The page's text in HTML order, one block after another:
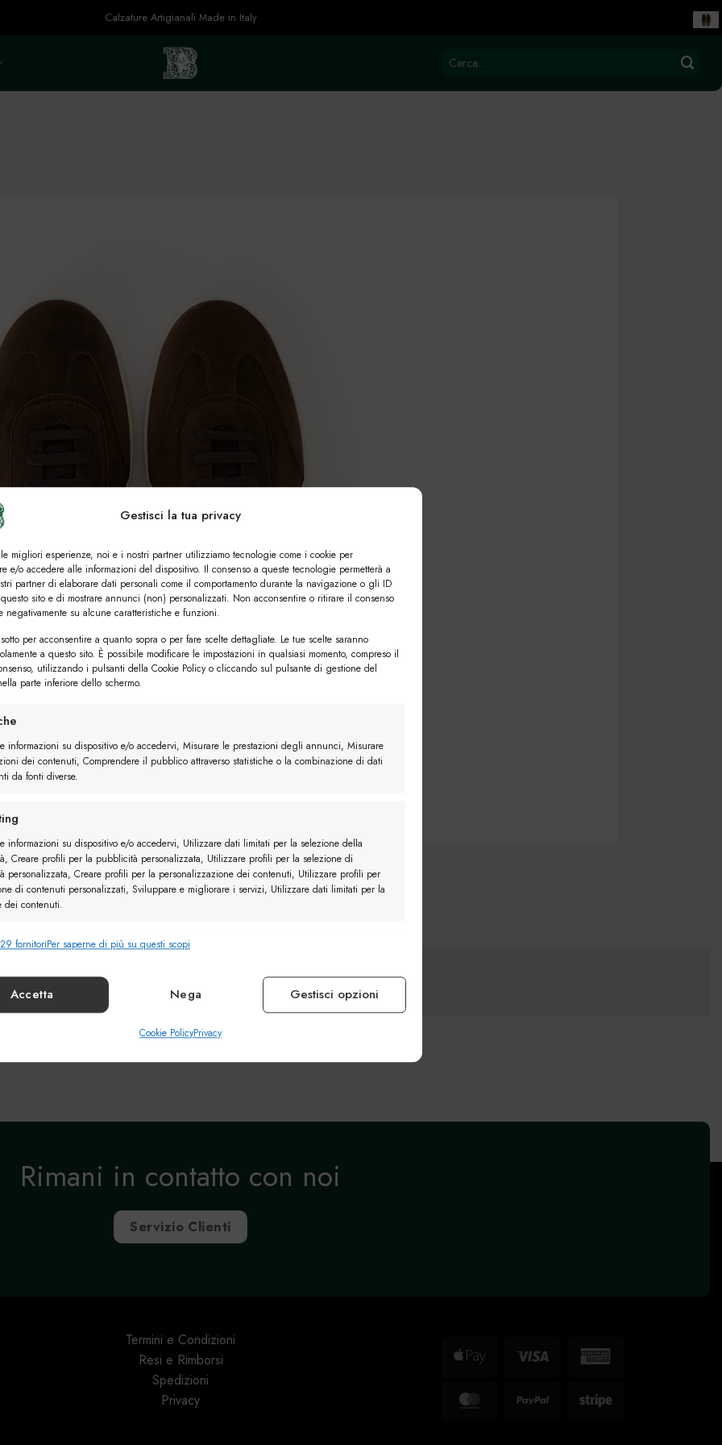
Gestisci la tua privacy
migliori esperienze, noi e i nostri partner utilizziamo tecnologie come i cookie per
e/o accedere alle informazioni del dispositivo. Il consenso a queste tecnologie permetterà a
partner di elaborare dati personali come il comportamento durante la navigazione o gli ID
sito e di mostrare annunci (non) personalizzati. Non acconsentire o ritirare il consenso
negativamente su alcune caratteristiche e funzioni.
per acconsentire a quanto sopra o per fare scelte dettagliate. Le tue scelte saranno
a questo sito. È possibile modificare le impostazioni in qualsiasi momento, compreso il
utilizzando i pulsanti della Cookie Policy o cliccando sul pulsante di gestione del
parte inferiore dello schermo.
informazioni su dispositivo e/o accedervi, Misurare le prestazioni degli annunci, Misurare
dei contenuti, Comprendere il pubblico attraverso statistiche o la combinazione di dati
da fonti diverse.
informazioni su dispositivo e/o accedervi, Utilizzare dati limitati per la selezione della
Creare profili per la pubblicità personalizzata, Utilizzare profili per la selezione di
personalizzata, Creare profili per la personalizzazione dei contenuti, Utilizzare profili per
di contenuti personalizzati, Sviluppare e migliorare i servizi, Utilizzare dati limitati per la
dei contenuti.
Identificare i dispositivi in base alle informazioni trasmesse automaticamente.
la sicurezza, prevenire e rilevare frodi, correggere
fornitoriPer saperne di più su questi scopi
Accetta Nega Gestisci opzioni
Cookie PolicyPrivacy
Calzature Artigianali Made in Italy
Cerca:
Rimani in contatto con noi
Servizio Clienti
Termini e Condizioni
Resi e Rimborsi
Spedizioni
Privacy
Apple
Visa
American
MasterCard
Stripe